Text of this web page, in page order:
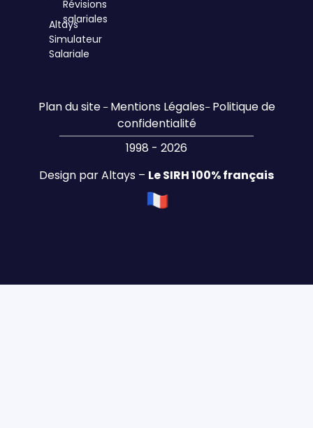
Altays
Simulateur
Salariale
Révisions
salariales
Plan du site– Mentions Légales– Politique de
confidentialité
1998 - 2026
Design par Altays – Le SIRH 100% français